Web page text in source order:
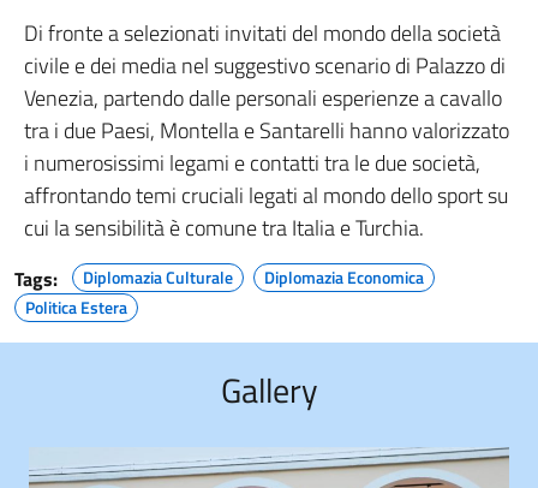
Di fronte a selezionati invitati del mondo della società
civile e dei media nel suggestivo scenario di Palazzo di
Venezia, partendo dalle personali esperienze a cavallo
tra i due Paesi, Montella e Santarelli hanno valorizzato
i numerosissimi legami e contatti tra le due società,
affrontando temi cruciali legati al mondo dello sport su
cui la sensibilità è comune tra Italia e Turchia.
Tags: Diplomazia Culturale
Diplomazia Economica
Politica Estera
Gallery